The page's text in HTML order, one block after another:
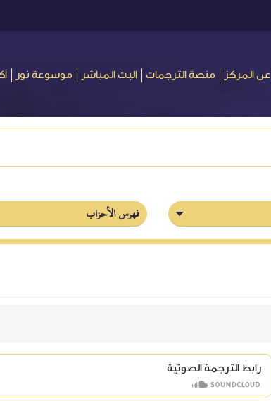
عن المركز منصة الترجمات البث المباشر موسوعة نور
فهرس الأحزاب
رابط الترجمة الصوتية